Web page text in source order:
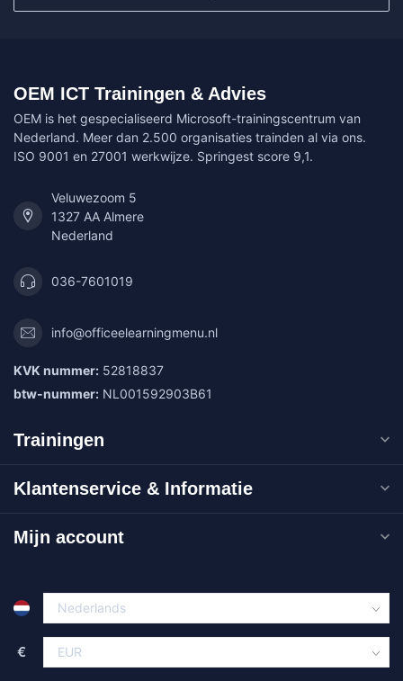
OEM ICT Trainingen & Advies
OEM is het gespecialiseerd Microsoft-trainingscentrum van
Nederland. Meer dan 2.500 organisaties trainden al via ons.
ISO 9001 en 27001 werkwijze. Springest score 9,1.
Veluwezoom 5
1327 AA Almere
Nederland
036-7601019
info@officeelearningmenu.nl
KVK nummer: 52818837
btw-nummer: NL001592903B61
Trainingen
Klantenservice & Informatie
Mijn account
€